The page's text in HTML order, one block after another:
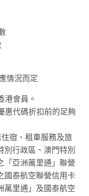
情況而定
港會員。
惠代碼折扣前的足夠
宿、租車服務及旅
別行政區、澳門特別
「亞洲萬里通」聯營
國泰航空聯營信用卡
萬里通」及國泰航空